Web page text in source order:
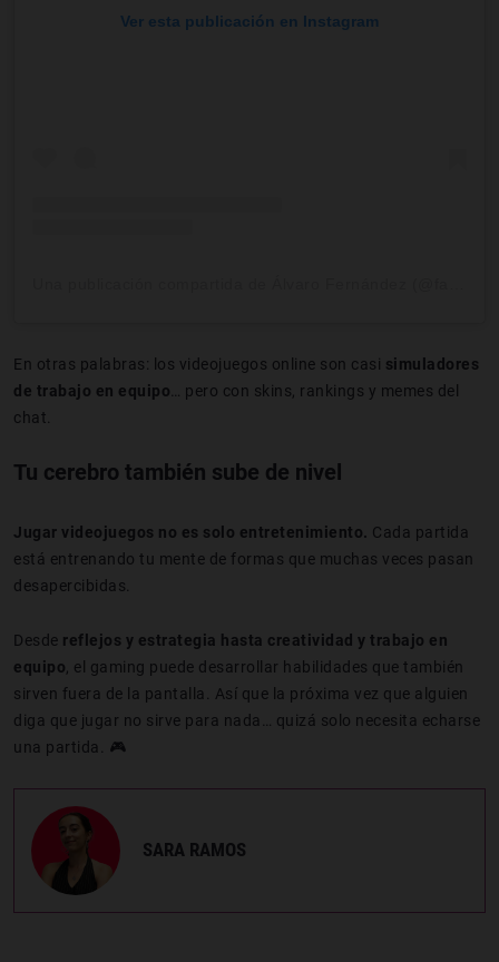
Ver esta publicación en Instagram
En otras palabras: los videojuegos online son casi simuladores
de trabajo en equipo… pero con skins, rankings y memes del
chat.
Tu cerebro también sube de nivel
Jugar videojuegos no es solo entretenimiento. Cada partida
está entrenando tu mente de formas que muchas veces pasan
desapercibidas.
Desde reflejos y estrategia hasta creatividad y trabajo en
equipo, el gaming puede desarrollar habilidades que también
sirven fuera de la pantalla. Así que la próxima vez que alguien
diga que jugar no sirve para nada… quizá solo necesita echarse
una partida. 🎮
SARA RAMOS